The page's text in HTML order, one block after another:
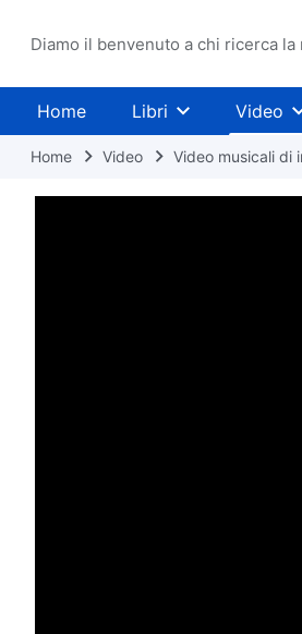
Diamo il benvenuto a chi ricerca
Home Libri Video
Home Video Video musicali di